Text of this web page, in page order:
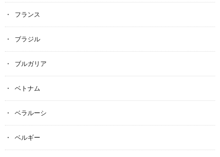
フランス
ブラジル
ブルガリア
ベトナム
ベラルーシ
ベルギー